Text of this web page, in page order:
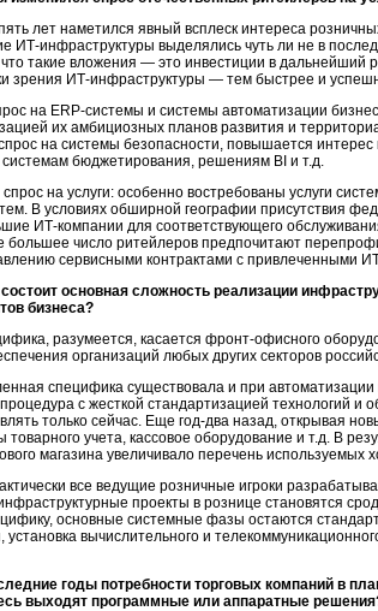
лет наметился явный всплеск интереса
ИТ-инфраструктуры выделялись чуть ли не в
такие вложения — это инвестиции в дальнейший
зрения ИТ-инфраструктуры — тем быстрее и
на ERP-системы и системы автоматизации
их амбициозных планов развития и
на системы безопасности, повышается
бюджетирования, решениям BI и т.д.
на услуги: особенно востребованы услуги
В условиях обширной географии присутствия
ИТ-компании для соответствующего
число ритейлеров предпочитают
сервисными контрактами с привлеченными
основная сложность реализации
бизнеса?
разумеется, касается фронт-офисного
организаций любых других секторов
специфика существовала и при автоматизации
с жесткой стандартизацией технологий и
только сейчас. Еще год-два назад, открывая
учета, кассовое оборудование и т.д. В
магазина увеличивало перечень используемых
все ведущие розничные игроки
проекты в рознице становятся
основные системные фазы остаются
вычислительного и
годы потребности торговых компаний в
выходят программные или аппаратные